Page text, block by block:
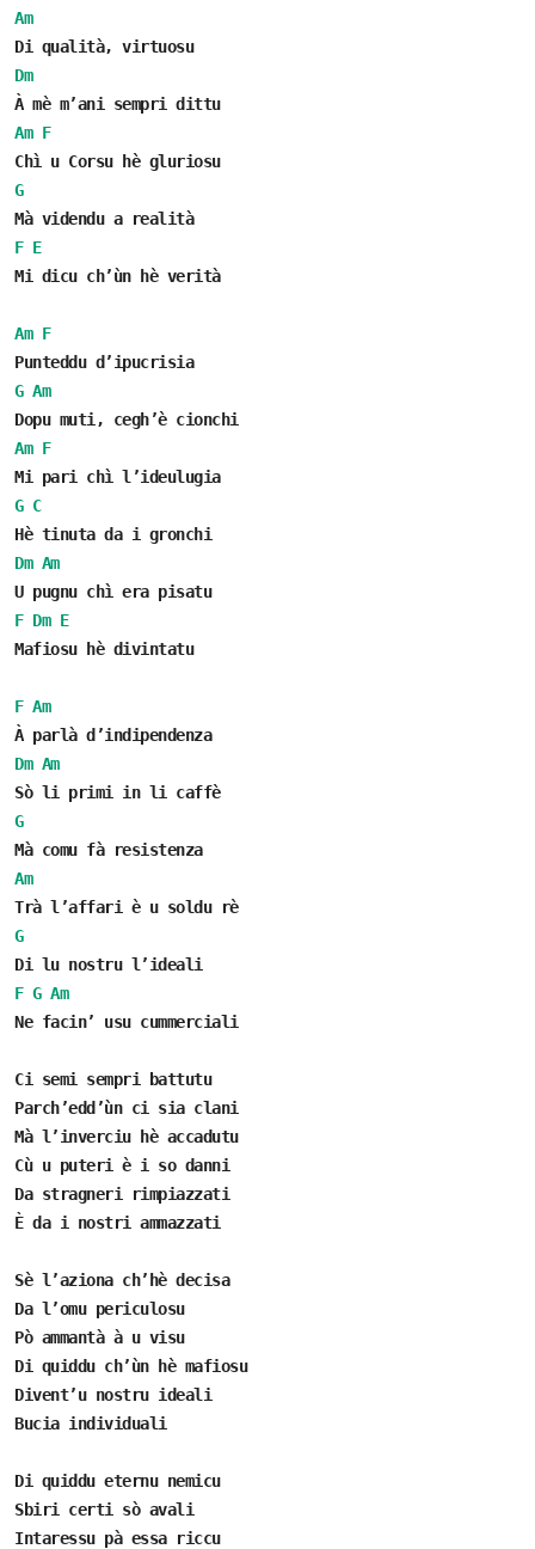
Am
Di qualità, virtuosu
Dm
À mè m’ani sempri dittu
Am F
Chì u Corsu hè gluriosu
G
Mà videndu a realità
F E
Mi dicu ch’ùn hè verità
Am F
Punteddu d’ipucrisia
G Am
Dopu muti, cegh’è cionchi
Am F
Mi pari chì l’ideulugia
G C
Hè tinuta da i gronchi
Dm Am
U pugnu chì era pisatu
F Dm E
Mafiosu hè divintatu
F Am
À parlà d’indipendenza
Dm Am
Sò li primi in li caffè
G
Mà comu fà resistenza
Am
Trà l’affari è u soldu rè
G
Di lu nostru l’ideali
F G Am
Ne facin’ usu cummerciali
Ci semi sempri battutu
Parch’edd’ùn ci sia clani
Mà l’inverciu hè accadutu
Cù u puteri è i so danni
Da stragneri rimpiazzati
È da i nostri ammazzati
Sè l’aziona ch’hè decisa
Da l’omu periculosu
Pò ammantà à u visu
Di quiddu ch’ùn hè mafiosu
Divent’u nostru ideali
Bucia individuali
Di quiddu eternu nemicu
Sbiri certi sò avali
Intaressu pà essa riccu